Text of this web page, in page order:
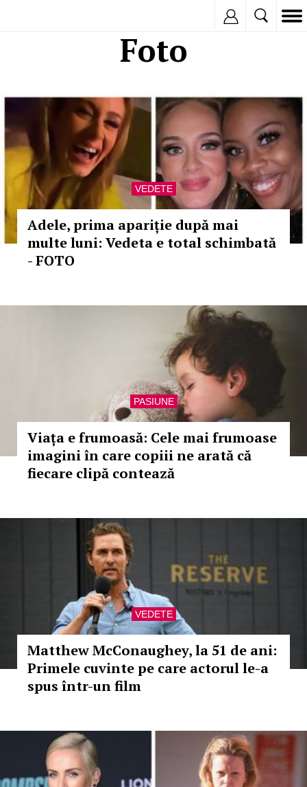
Foto
VEDETE
Adele, prima apariție după mai
multe luni: Vedeta e total schimbată
- FOTO
PASIUNE
Viața e frumoasă: Cele mai frumoase
imagini în care copiii ne arată că
fiecare clipă contează
VEDETE
Matthew McConaughey, la 51 de ani:
Primele cuvinte pe care actorul le-a
spus într-un film